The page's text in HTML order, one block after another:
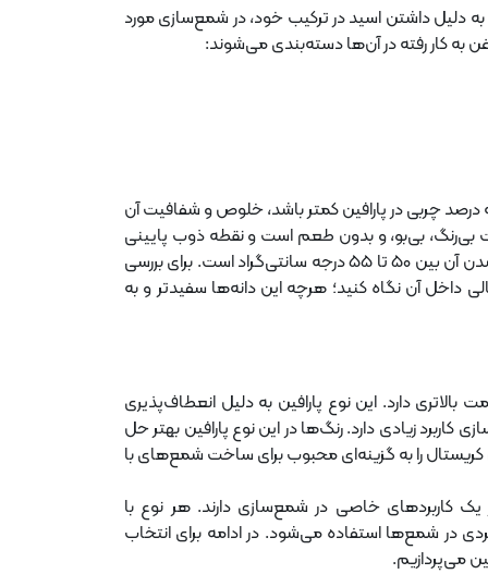
دلیل داشتن اسید در ترکیب خود، در شمع‌سازی مورد
به کار رفته در آن‌ها دسته‌بندی می‌شوند:
چربی در پارافین کمتر باشد، خلوص و شفافیت آن
بی‌رنگ، بی‌بو، و بدون طعم است و نقطه ذوب پایینی
دارد. نقطه ذوب آن بین 58 تا 60 درجه سانتی‌گراد و نقطه سفت شدن آن بین 50 تا 55 درجه سانتی‌گراد است. برای بررسی
داخل آن نگاه کنید؛ هرچه این دانه‌ها سفیدتر و به
دارد. این نوع پارافین به دلیل انعطاف‌پذیری
کاربرد زیادی دارد. رنگ‌ها در این نوع پارافین بهتر حل
را به گزینه‌ای محبوب برای ساخت شمع‌های با
یک کاربردهای خاصی در شمع‌سازی دارند. هر نوع با
در شمع‌ها استفاده می‌شود. در ادامه برای انتخاب
می‌پردازیم.